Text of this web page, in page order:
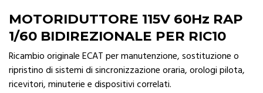
MOTORIDUTTORE 115V 60Hz RAP
1/60 BIDIREZIONALE PER RIC10
Ricambio originale ECAT per manutenzione, sostituzione o
ripristino di sistemi di sincronizzazione oraria, orologi pilota,
ricevitori, minuterie e dispositivi correlati.